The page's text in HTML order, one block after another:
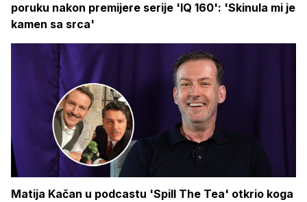
poruku nakon premijere serije 'IQ 160': 'Skinula mi je
kamen sa srca'
Matija Kačan u podcastu 'Spill The Tea' otkrio koga